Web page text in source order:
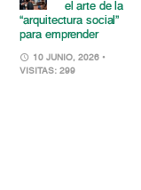
el arte de la
“arquitectura social”
para emprender
10 JUNIO, 2026 •
VISITAS: 299